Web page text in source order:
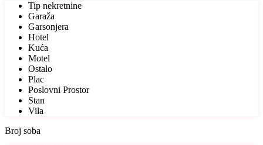
Tip nekretnine
Garaža
Garsonjera
Hotel
Kuća
Motel
Ostalo
Plac
Poslovni Prostor
Stan
Vila
Broj soba